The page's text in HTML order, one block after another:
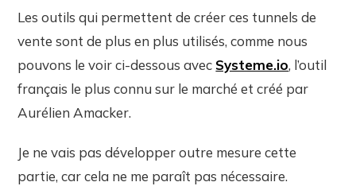
Les outils qui permettent de créer ces tunnels de
vente sont de plus en plus utilisés, comme nous
pouvons le voir ci-dessous avec Systeme.io, l’outil
français le plus connu sur le marché et créé par
Aurélien Amacker.
Je ne vais pas développer outre mesure cette
partie, car cela ne me paraît pas nécessaire.